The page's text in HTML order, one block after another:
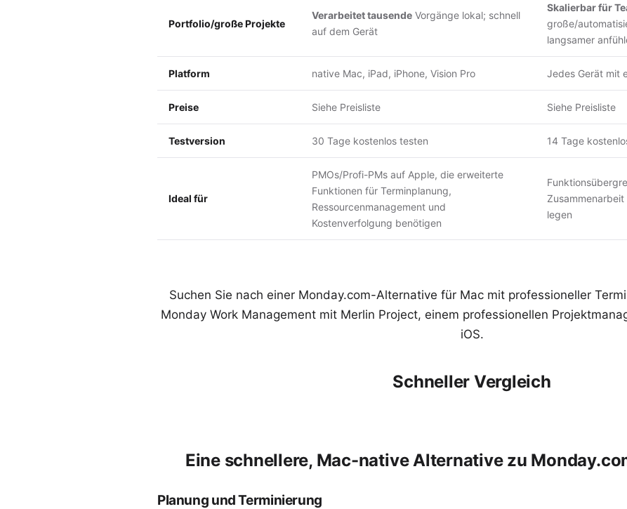
Portfolio/große Projekte
Verarbeitet tausende Vorgänge lokal; schnell
auf dem Gerät
Skalierbar für
große/
langsamer
Platform native Mac, iPad, iPhone, Vision Pro Jedes Gerät mit
Preise Siehe Preisliste Siehe Preisliste
Testversion 30 Tage kostenlos testen 14 Tage
Ideal für
PMOs/Profi-PMs auf Apple, die erweiterte
Funktionen für Terminplanung,
Ressourcenmanagement und
Kostenverfolgung benötigen
legen
Suchen Sie nach einer Monday.com-Alternative für Mac mit professioneller
Monday Work Management mit Merlin Project, einem professionellen
iOS.
Schneller Vergleich
Eine schnellere, Mac-native Alternative zu
Planung und Terminierung